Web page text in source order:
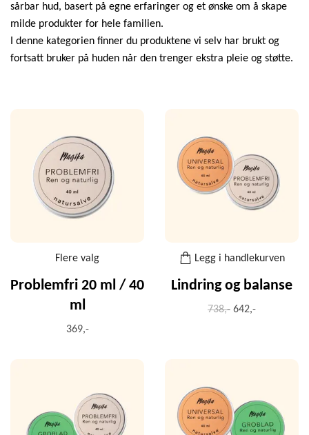
sårbar hud, basert på egne erfaringer og et ønske om å skape
milde produkter for hele familien.
I denne kategorien finner du produktene vi selv har brukt og
fortsatt bruker på huden når den trenger ekstra pleie og støtte.
Flere valg
Problemfri 20 ml / 40
ml
369,-
Legg i handlekurven
Lindring og balanse
738,- 642,-